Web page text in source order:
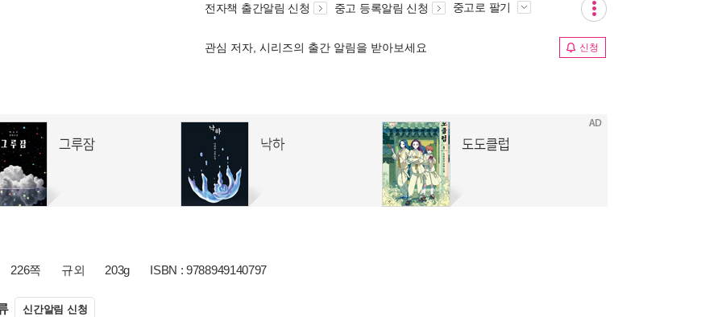
전자책 출간알림 신청 중고 등록알림 신청 중고로 팔기
관심 저자, 시리즈의 출간 알림을 받아보세요 신청
226쪽 규외 203g ISBN : 9788949140797
신간알림 신청